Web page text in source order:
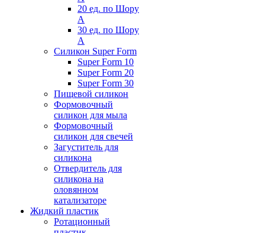
20 ед. по Шору
А
30 ед. по Шору
А
Силикон Super Form
Super Form 10
Super Form 20
Super Form 30
Пищевой силикон
Формовочный
силикон для мыла
Формовочный
силикон для свечей
Загуститель для
силикона
Отвердитель для
силикона на
оловянном
катализаторе
Жидкий пластик
Ротационный